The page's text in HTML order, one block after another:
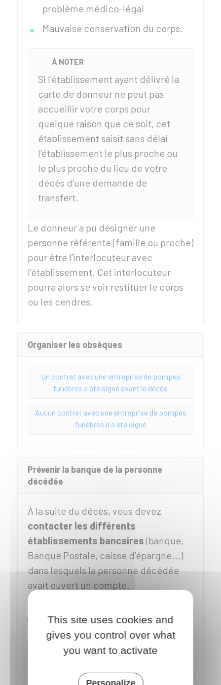
problème médico-légal
Mauvaise conservation du corps.
À NOTER
Si l'établissement ayant délivré la
carte de donneur ne peut pas
accueillir votre corps pour
quelque raison que ce soit, cet
établissement saisit sans délai
l'établissement le plus proche ou
le plus proche du lieu de votre
décès d'une demande de
transfert.
Le donneur a pu désigner une
personne référente (famille ou proche)
pour être l'interlocuteur avec
l'établissement. Cet interlocuteur
pourra alors se voir restituer le corps
ou les cendres.
Organiser les obsèques
Un contrat avec une entreprise de pompes
funèbres a été signé avant le décès
Aucun contrat avec une entreprise de pompes
funèbres n'a été signé
Prévenir la banque de la personne
décédée
À la suite du décès, vous devez
contacter les différents
établissements bancaires(banque,
Banque Postale, caisse d'épargne...)
dans lesquels la personne décédée
avait ouvert un compte.
(en charge de la succession) peut
informer les établissements du décès.
Pour connaître la liste des comptes et
This site uses cookies and
gives you control over what
you want to activate
Personalize